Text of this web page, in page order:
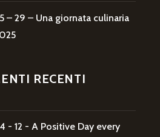
– 29 – Una giornata culinaria
RECENTI
- 12 - A Positive Day every